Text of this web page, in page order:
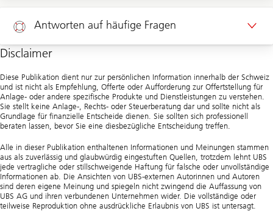
Termin Privatkunden
Termin Unternehmenskunden
Antworten auf häufige Fragen
Hilfe
Disclaimer
Diese Publikation dient nur zur persönlichen Information innerhalb der Schweiz
und ist nicht als Empfehlung, Offerte oder Aufforderung zur Offertstellung für
Anlage- oder andere spezifische Produkte und Dienstleistungen zu verstehen.
Sie stellt keine Anlage-, Rechts- oder Steuerberatung dar und sollte nicht als
Grundlage für finanzielle Entscheide dienen. Sie sollten sich professionell
beraten lassen, bevor Sie eine diesbezügliche Entscheidung treffen.
Alle in dieser Publikation enthaltenen Informationen und Meinungen stammen
aus als zuverlässig und glaubwürdig eingestuften Quellen, trotzdem lehnt UBS
jede vertragliche oder stillschweigende Haftung für falsche oder unvollständige
Informationen ab. Die Ansichten von UBS-externen Autorinnen und Autoren
sind deren eigene Meinung und spiegeln nicht zwingend die Auffassung von
UBS AG und ihren verbundenen Unternehmen wider. Die vollständige oder
teilweise Reproduktion ohne ausdrückliche Erlaubnis von UBS ist untersagt.